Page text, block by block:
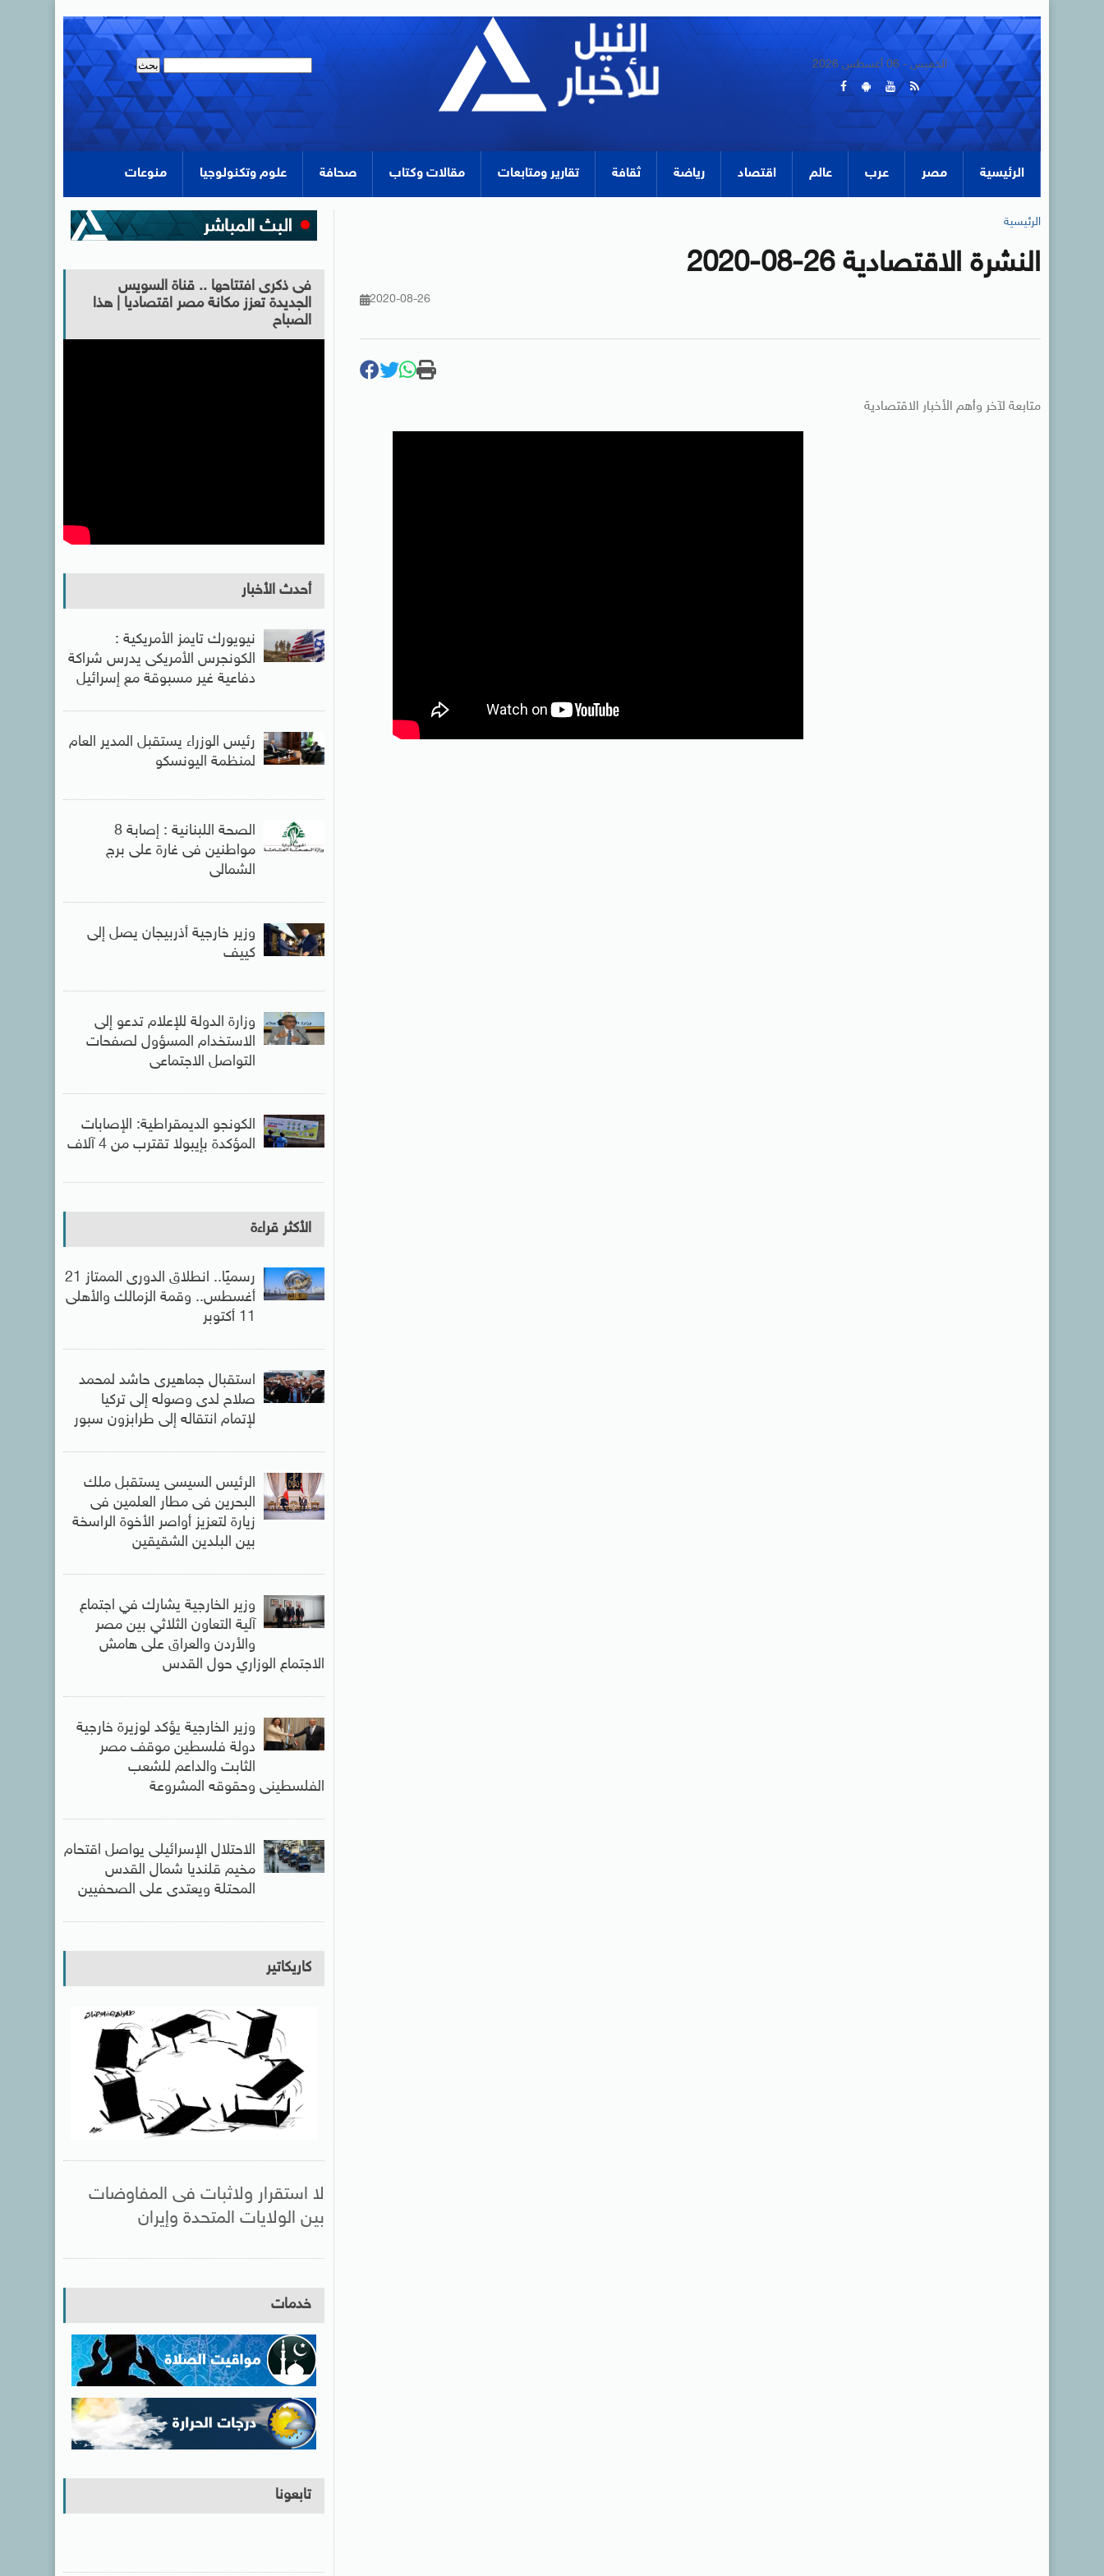
الخميس - 06 أغسطس 2026
الرئيسية مصر عرب عالم اقتصاد رياضة ثقافة تقارير ومتابعات مقالات وكتاب صحافة علوم وتكنولوجيا منوعات
الرئيسية
النشرة الاقتصادية 26-08-2020
2020-08-26
متابعة لآخر وأهم الأخبار الاقتصادية
فى ذكرى افتتاحها .. قناة السويس
الجديدة تعزز مكانة مصر اقتصاديا | هذا
الصباح
أحدث الأخبار
نيويورك تايمز الأمريكية :
الكونجرس الأمريكى يدرس شراكة
دفاعية غير مسبوقة مع إسرائيل
رئيس الوزراء يستقبل المدير العام
لمنظمة اليونسكو
الصحة اللبنانية : إصابة 8
مواطنين فى غارة على برج
الشمالى
وزير خارجية أذربيجان يصل إلى
كييف
وزارة الدولة للإعلام تدعو إلى
الاستخدام المسؤول لصفحات
التواصل الاجتماعى
الكونجو الديمقراطية: الإصابات
المؤكدة بإيبولا تقترب من 4 آلاف
الأكثر قراءة
رسميًا.. انطلاق الدورى الممتاز 21
أغسطس.. وقمة الزمالك والأهلى
11 أكتوبر
استقبال جماهيرى حاشد لمحمد
صلاح لدى وصوله إلى تركيا
لإتمام انتقاله إلى طرابزون سبور
الرئيس السيسى يستقبل ملك
البحرين فى مطار العلمين فى
زيارة لتعزيز أواصر الأخوة الراسخة
بين البلدين الشقيقين
وزير الخارجية يشارك في اجتماع
آلية التعاون الثلاثي بين مصر
والأردن والعراق على هامش
الاجتماع الوزاري حول القدس
وزير الخارجية يؤكد لوزيرة خارجية
دولة فلسطين موقف مصر
الثابت والداعم للشعب
الفلسطينى وحقوقه المشروعة
الاحتلال الإسرائيلى يواصل اقتحام
مخيم قلنديا شمال القدس
المحتلة ويعتدى على الصحفيين
كاريكاتير
لا استقرار ولاثبات فى المفاوضات
بين الولايات المتحدة وإيران
خدمات
تابعونا